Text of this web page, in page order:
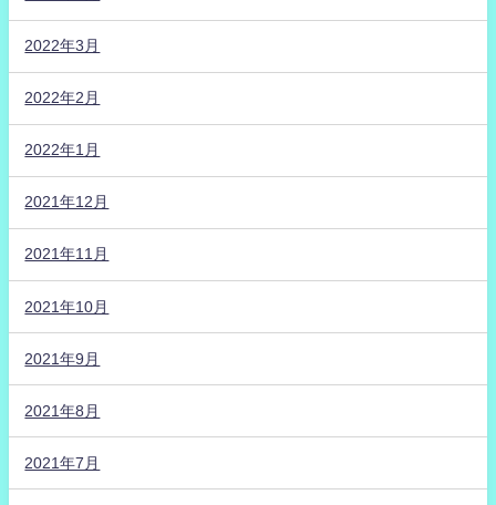
2022年3月
2022年2月
2022年1月
2021年12月
2021年11月
2021年10月
2021年9月
2021年8月
2021年7月